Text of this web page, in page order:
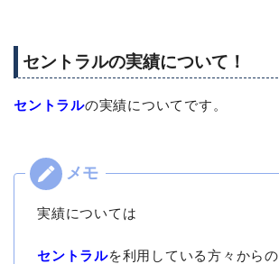
セントラルの実績について！
セントラルの実績についてです。
実績については
セントラルを利用している方々からの